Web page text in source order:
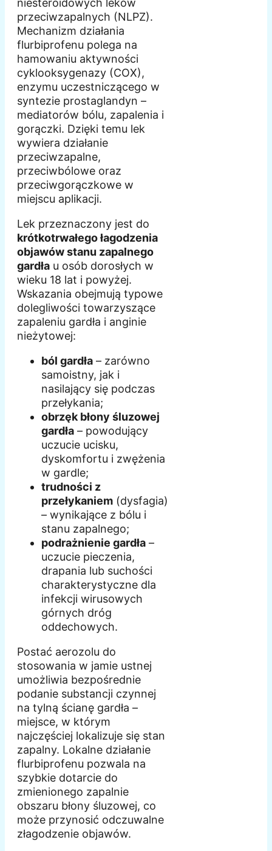
przeciwzapalnych (NLPZ).
Mechanizm działania
flurbiprofenu polega na
hamowaniu aktywności
cyklooksygenazy (COX),
enzymu uczestniczącego w
syntezie prostaglandyn –
mediatorów bólu, zapalenia i
gorączki. Dzięki temu lek
wywiera działanie
przeciwzapalne,
przeciwbólowe oraz
przeciwgorączkowe w
miejscu aplikacji.
Lek przeznaczony jest do
krótkotrwałego łagodzenia
objawów stanu zapalnego
gardła u osób dorosłych w
wieku 18 lat i powyżej.
Wskazania obejmują typowe
dolegliwości towarzyszące
zapaleniu gardła i anginie
nieżytowej:
ból gardła – zarówno
samoistny, jak i
nasilający się podczas
przełykania;
obrzęk błony śluzowej
gardła – powodujący
uczucie ucisku,
dyskomfortu i zwężenia
w gardle;
trudności z
przełykaniem (dysfagia)
– wynikające z bólu i
stanu zapalnego;
podrażnienie gardła –
uczucie pieczenia,
drapania lub suchości
charakterystyczne dla
infekcji wirusowych
górnych dróg
oddechowych.
Postać aerozolu do
stosowania w jamie ustnej
umożliwia bezpośrednie
podanie substancji czynnej
na tylną ścianę gardła –
miejsce, w którym
najczęściej lokalizuje się stan
zapalny. Lokalne działanie
flurbiprofenu pozwala na
szybkie dotarcie do
zmienionego zapalnie
obszaru błony śluzowej, co
może przynosić odczuwalne
złagodzenie objawów.